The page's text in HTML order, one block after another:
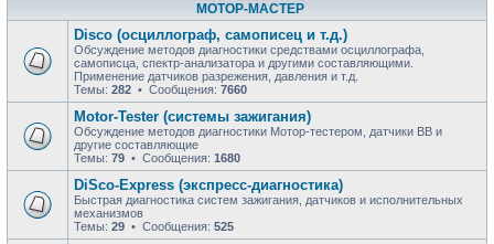
МОТОР-МАСТЕР
Disco (осциллограф, самописец и т.д.)
Обсуждение методов диагностики средствами осциллографа,
самописца, спектр-анализатора и другими составляющими.
Применение датчиков разрежения, давления и т.д.
Темы: 282 • Сообщения: 7660
Motor-Tester (системы зажигания)
Обсуждение методов диагностики Мотор-тестером, датчики ВВ и
другие составляющие
Темы: 79 • Сообщения: 1680
DiSco-Express (экспресс-диагностика)
Быстрая диагностика систем зажигания, датчиков и исполнительных
механизмов
Темы: 29 • Сообщения: 525